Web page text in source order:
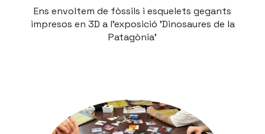
Ens envoltem de fòssils i esquelets gegants
impresos en 3D a l’exposició 'Dinosaures de la
Patagònia'